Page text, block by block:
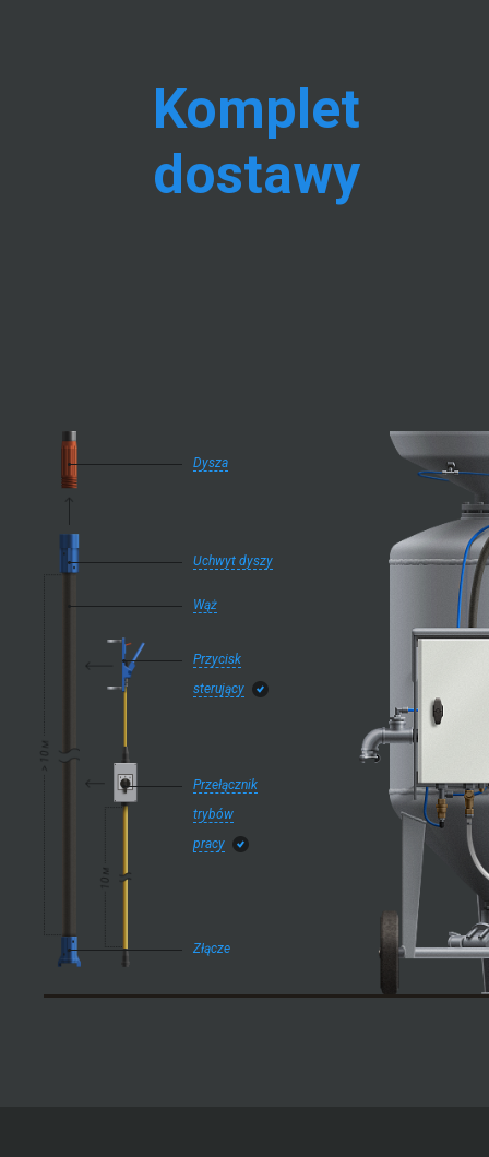
Komplet
dostawy
Dysza
Uchwyt dyszy
Wąż
Przycisk
sterujący
Przełącznik
trybów
pracy
Złącze